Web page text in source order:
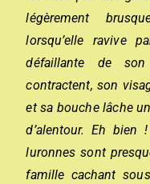
légèrement
lorsqu’elle ravive
défaillante de
contractent, son
et sa bouche lâche
d’alentour. Eh
luronnes sont
famille cachant